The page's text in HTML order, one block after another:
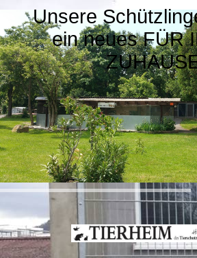
Unsere
ein neues FÜR